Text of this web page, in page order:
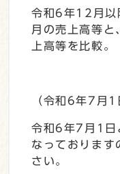
令和6年12月以
月の売上高等
上高等を比較。
（令和6年7月1
令和6年7月1日
なっております
さい。